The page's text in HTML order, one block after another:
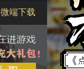
微端下载